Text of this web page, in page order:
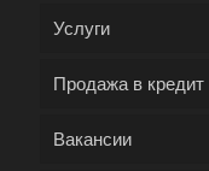
Услуги
Продажа в кредит
Вакансии